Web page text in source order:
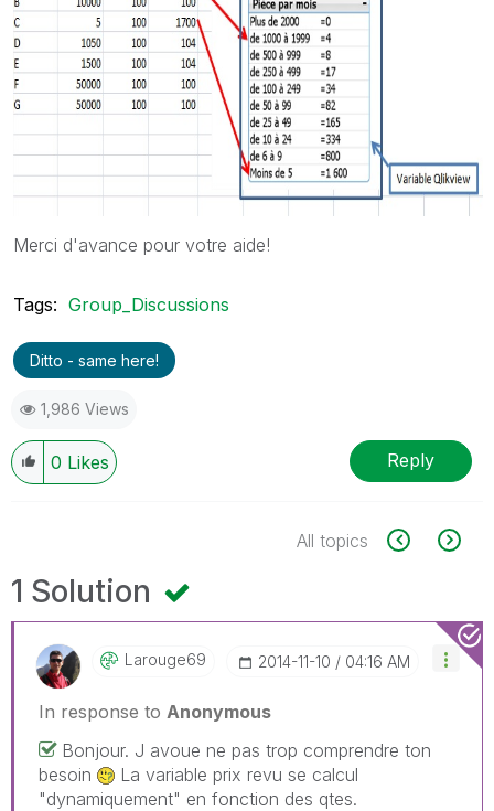
Merci d'avance pour votre aide!
Tags: Group_Discussions
Ditto - same here!
1,986 Views
0 Likes Reply
All topics
1 Solution
Larouge69 ‎2014-11-10 04:16 AM
In response to Anonymous
Bonjour. J avoue ne pas trop comprendre ton
besoin
La variable prix revu se calcul
"dynamiquement" en fonction des qtes.